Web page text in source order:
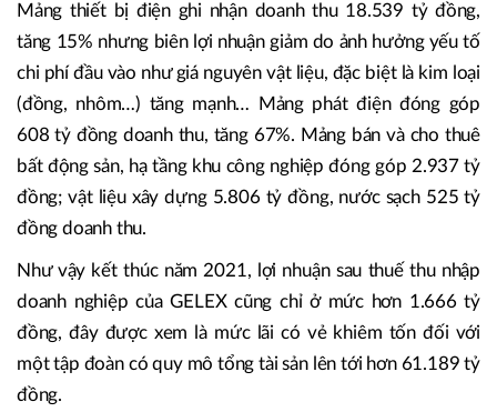
Mảng thiết bị điện ghi nhận doanh thu 18.539 tỷ đồng,
tăng 15% nhưng biên lợi nhuận giảm do ảnh hưởng yếu tố
chi phí đầu vào như giá nguyên vật liệu, đặc biệt là kim loại
(đồng, nhôm…) tăng mạnh… Mảng phát điện đóng góp
608 tỷ đồng doanh thu, tăng 67%. Mảng bán và cho thuê
bất động sản, hạ tầng khu công nghiệp đóng góp 2.937 tỷ
đồng; vật liệu xây dựng 5.806 tỷ đồng, nước sạch 525 tỷ
đồng doanh thu.
Như vậy kết thúc năm 2021, lợi nhuận sau thuế thu nhập
doanh nghiệp của GELEX cũng chỉ ở mức hơn 1.666 tỷ
đồng, đây được xem là mức lãi có vẻ khiêm tốn đối với
một tập đoàn có quy mô tổng tài sản lên tới hơn 61.189 tỷ
đồng.